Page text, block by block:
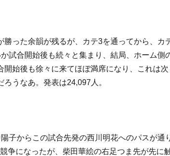
勝った余韻が残るが、カテ3を通ってから、カ
試合開始後も続々と集まり、結局、ホーム側
開始後も徐々に来てほぼ満席になり、これは次
うなあ。発表は24,097人。
子からこの試合先発の西川明花へのパスが通
争になったが、柴田華絵の右足つま先が先に